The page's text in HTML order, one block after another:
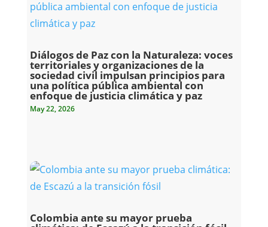
Diálogos de Paz con la Naturaleza: voces
territoriales y organizaciones de la
sociedad civil impulsan principios para
una política pública ambiental con
enfoque de justicia climática y paz
May 22, 2026
Colombia ante su mayor prueba